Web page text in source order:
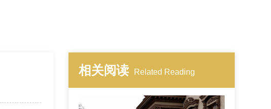
相关阅读 Related Reading